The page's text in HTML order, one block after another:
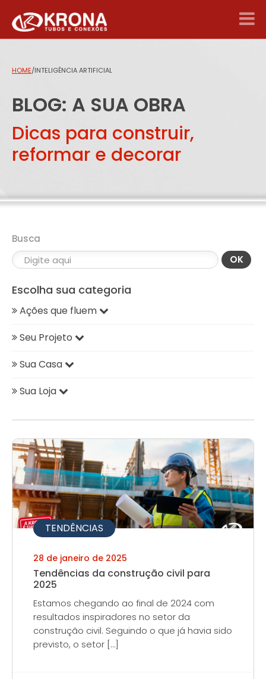
HOME/INTELIGÊNCIA ARTIFICIAL
BLOG: A SUA OBRA
Dicas para construir,
reformar e decorar
Busca
OK
TENDÊNCIAS
28 de janeiro de 2025
Tendências da construção civil para
2025
Estamos chegando ao final de 2024 com
resultados inspiradores no setor da
construção civil. Seguindo o que já havia sido
previsto, o setor […]
Escolha sua categoria
Ações que fluem
Seu Projeto
Sua Casa
Sua Loja